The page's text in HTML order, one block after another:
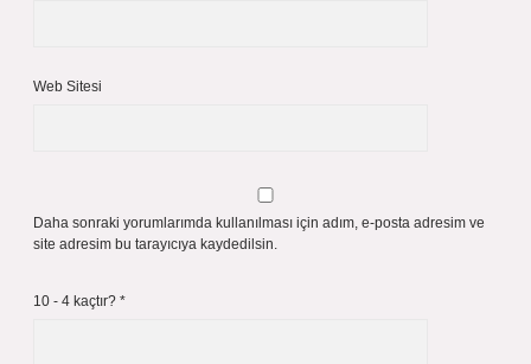
Web Sitesi
Daha sonraki yorumlarımda kullanılması için adım, e-posta adresim ve
site adresim bu tarayıcıya kaydedilsin.
10 - 4 kaçtır? *